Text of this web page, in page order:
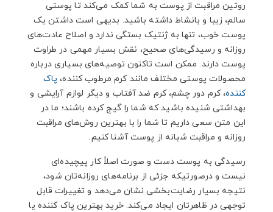
روتین مراقبت از پوست به شما کمک می‌کند تا پوستی
سالم، زیبا و بانشاط داشته باشید. بدیهی است داشتن یک
پوست خوب، تنها به ژنتیک بستگی ندارد و اصلاح عادت‌های
روزانه و رسیدگی‌های صحیح، نقش بسیار مهمی در طراوت
پوست دارند. ممکن است تاکنون توصیه‌های بسیاری درباره
محصولات پوستی مختلف مانند کرم مرطوب کننده، پاک
کننده، کرم دور چشم، کرم ضد آفتاب و دیگر لوازم آرایشی و
بهداشتی شنیده باشید که شما را گیج کرده باشند؛ ما در
این متن سعی داریم تا شما را با بهترین روش‌های مراقبت
روزانه و مراقبت شبانه از پوست آشنا کنیم.
رسیدگی به پوست دست و صورت اصلاً کار پیچیده‌ای
نیست و درصورتیکه جزئی از برنامه‌های روزانه‌تان شود،
نتیجه بسیار رضایت‌بخشی نشان می‌دهد و تغییرات قابل
توجهی در ظاهرتان ایجاد می‌کند. خرید بهترین پاک کننده یا